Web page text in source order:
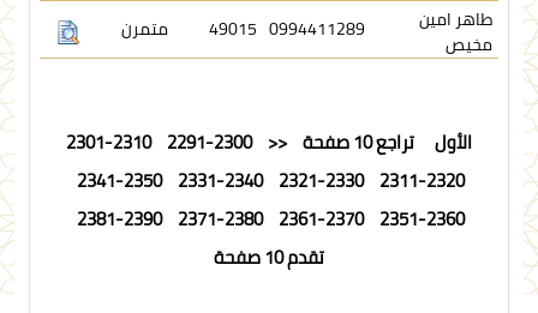
طاهر امين
مخيص
0994411289
49015 متمرن
الأول تراجع 10 صفحة <<
2291-2300
2301-2310
2311-2320
2321-2330
2331-2340
2341-2350
2351-2360
2361-2370
2371-2380
2381-2390
تقدم 10 صفحة